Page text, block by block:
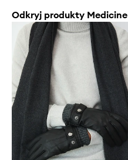
Odkryj produkty Medicine